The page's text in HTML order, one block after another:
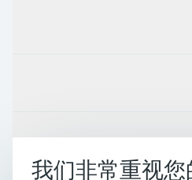
支持
我们非常重视